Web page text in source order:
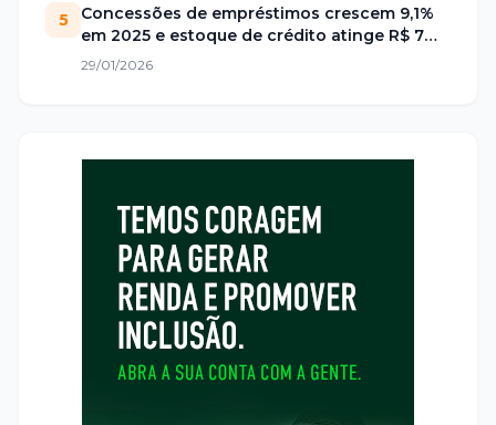
5
Concessões de empréstimos crescem 9,1%
em 2025 e estoque de crédito atinge R$ 7
trilhões no Brasil
29/01/2026